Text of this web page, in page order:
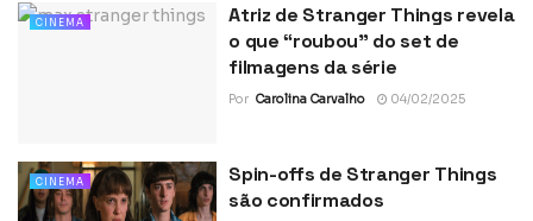
CINEMA
Atriz de Stranger Things revela
o que “roubou” do set de
filmagens da série
Por Carolina Carvalho 04/02/2025
CINEMA
Spin-offs de Stranger Things
são confirmados